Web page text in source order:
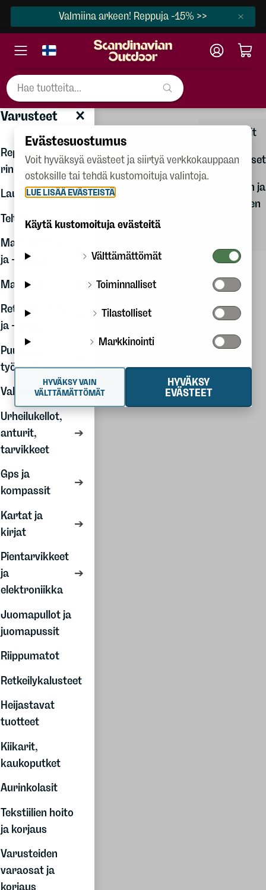
Valmiina arkeen! Reppuja -15% >>
Varusteet
Naiset
Miehet
Lapset
Kengät
Varusteet
Talvilajit
Kesälajit
Partio
Outlet
Tuotemerkit
Kiertotalous
Second hand
Vuokraamo
Korjauspalvelu
ulkona
Myymälät
Helsinki
Pirkkala
Raisio
Asiakaspalvelu
Maksutavat
Palautus
Reklamaatiot
Jäsenalennukset
Yritysmyynti
Henkilöstölahjat
Kesäkauppa
Joulukauppa
Tuotteet
Asiakastarinat
Yhteystiedot
Varusteet ×
Reput ja
rinkat
Laukut
Teltat
Makuupussit
ja -alustat
Matkailu
Retkiruokailu
ja -astiat
Puukot ja
työkalut
Valaisimet
Urheilukellot,
anturit,
tarvikkeet
Gps ja
kompassit
Kartat ja
kirjat
Pientarvikkeet
ja
elektroniikka
Juomapullot ja
juomapussit
Riippumatot
Retkeilykalusteet
Heijastavat
tuotteet
Kiikarit,
kaukoputket
Aurinkolasit
Tekstiilien hoito
ja korjaus
Varusteiden
varaosat ja
korjaus
Lahjakortit
Kaiverrukset
Vaatteiden ja
varusteiden
Evästesuostumus
Voit hyväksyä evästeet ja siirtyä verkkokauppaan
ostoksille tai tehdä kustomoituja valintoja.
LUE LISÄÄ EVÄSTEISTÄ
Käytä kustomoituja evästeitä
Välttämättömät
Toiminnalliset
Tilastolliset
Markkinointi
HYVÄKSY
EVÄSTEET
HYVÄKSY VAIN
VÄLTTÄMÄTTÖMÄT